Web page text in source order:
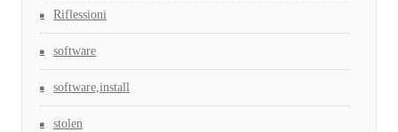
Riflessioni
software
software,install
stolen